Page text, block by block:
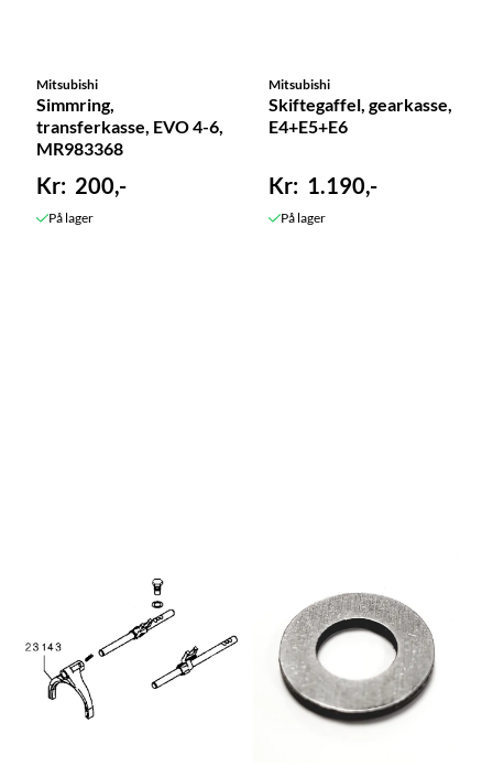
Mitsubishi
Simmring,
transferkasse, EVO 4-6,
MR983368
200,-
På lager
Mitsubishi
Skiftegaffel, gearkasse,
E4+E5+E6
1.190,-
På lager